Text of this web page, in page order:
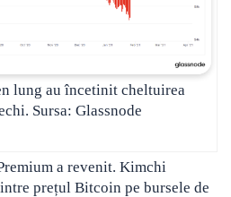
lung au încetinit cheltuirea
Sursa: Glassnode
a revenit. Kimchi
prețul Bitcoin pe bursele de